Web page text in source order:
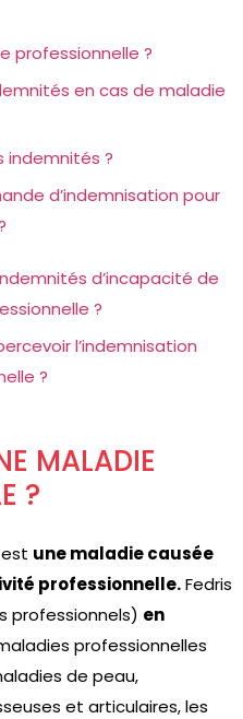
professionnelle ?
en cas de maladie
indemnités ?
d’indemnisation pour
d’incapacité de
?
l’indemnisation
?
MALADIE
?
une maladie causée
professionnelle.Fedris
professionnels) en
professionnelles
de peau,
et articulaires, les